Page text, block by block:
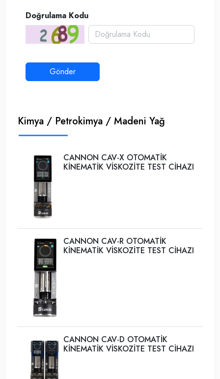
Doğrulama Kodu
Kimya / Petrokimya / Madeni Yağ
CANNON CAV-X OTOMATİK
KİNEMATİK VİSKOZİTE TEST CİHAZI
CANNON CAV-R OTOMATİK
KİNEMATİK VİSKOZİTE TEST CİHAZI
CANNON CAV-D OTOMATİK
KİNEMATİK VİSKOZİTE TEST CİHAZI